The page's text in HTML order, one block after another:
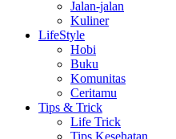
Jalan-jalan
Kuliner
LifeStyle
Hobi
Buku
Komunitas
Ceritamu
Tips & Trick
Life Trick
Tips Kesehatan